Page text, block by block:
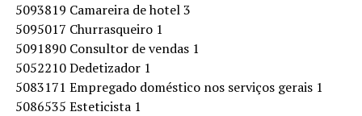
5093819 Camareira de hotel 3
5095017 Churrasqueiro 1
5091890 Consultor de vendas 1
5052210 Dedetizador 1
5083171 Empregado doméstico nos serviços gerais 1
5086535 Esteticista 1